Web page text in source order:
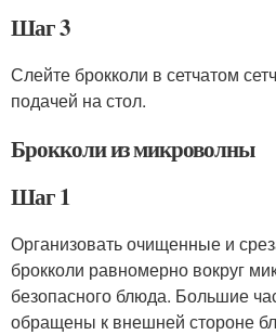
Шаг 3
Слейте брокколи в сетчатом
подачей на стол.
Брокколи из микроволны
Шаг 1
Организовать очищенные и
брокколи равномерно вокруг
безопасного блюда. Большие
обращены к внешней стороне